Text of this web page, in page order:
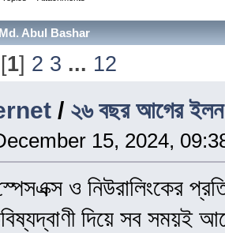
Abul Bashar
1] 2 3 ... 12
/ ২৬ বছর আগের ইলন
15, 2024,
ও নিউরালিংকের
দিয়ে সব সময়ই